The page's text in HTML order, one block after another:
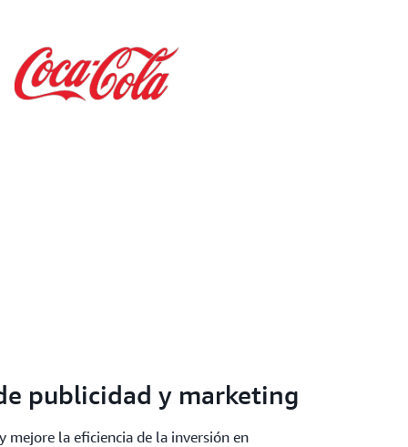
publicidad y marketing
mejore la eficiencia de la inversión en